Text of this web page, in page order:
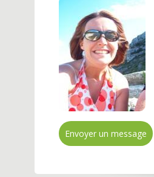
Envoyer un message